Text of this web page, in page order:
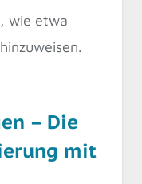
wie etwa
– Die
mit